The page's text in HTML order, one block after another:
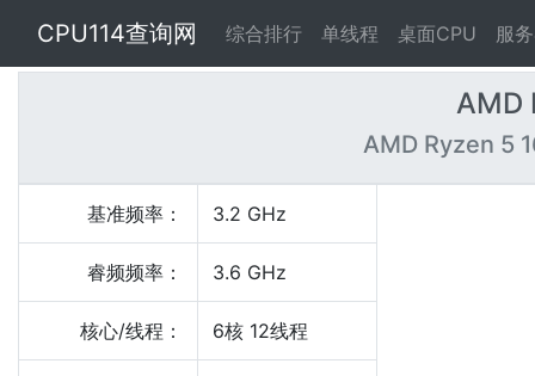
CPU114查询网 综合排行 单线程 桌面CPU 服
AMD
AMD Ryzen 5
基准频率： 3.2 GHz
睿频频率： 3.6 GHz
核心/线程： 6核 12线程